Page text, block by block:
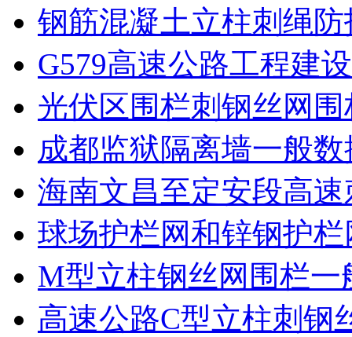
钢筋混凝土立柱刺绳
G579高速公路工程建
光伏区围栏刺钢丝网
成都监狱隔离墙一般
海南文昌至定安段高
球场护栏网和锌钢护
M型立柱钢丝网围栏一
高速公路C型立柱刺钢